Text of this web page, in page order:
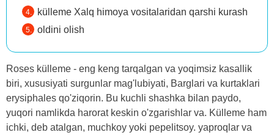
külleme Xalq himoya vositalaridan qarshi kurash
oldini olish
Roses külleme - eng keng tarqalgan va yoqimsiz kasallik
biri, xususiyati surgunlar mag'lubiyati, Barglari va kurtaklari
erysiphales qo'ziqorin. Bu kuchli shashka bilan paydo,
yuqori namlikda harorat keskin o'zgarishlar va. Külleme ham
ichki, deb atalgan, muchkoy yoki pepelitsoy. yaproqlar va